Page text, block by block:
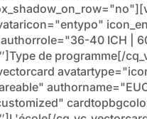
40 ICH |
de programme[/